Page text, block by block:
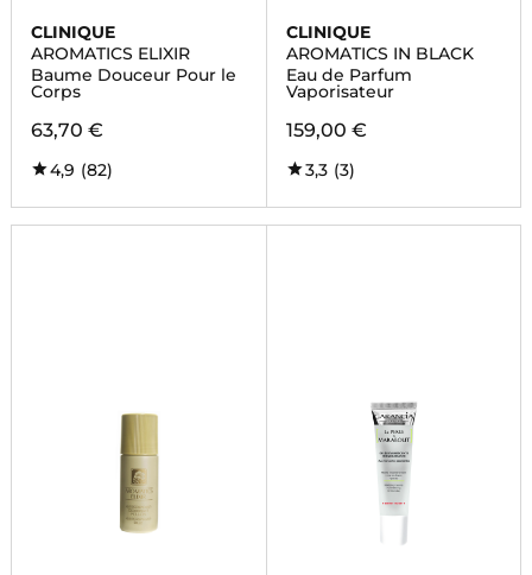
CLINIQUE
AROMATICS ELIXIR
Baume Douceur Pour le
Corps
63,70 €
4,9 (82)
CLINIQUE
AROMATICS IN BLACK
Eau de Parfum
Vaporisateur
159,00 €
3,3 (3)